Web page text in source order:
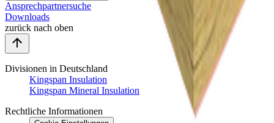
Ansprechpartnersuche
Downloads
zurück nach oben
Divisionen in Deutschland
Kingspan Insulation
Kingspan Mineral Insulation
Rechtliche Informationen